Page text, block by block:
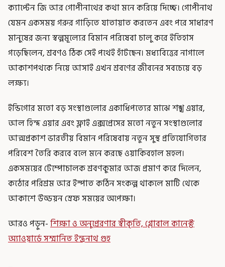
ক্যাপ্টেন জি আর গোপীনাথের কথা মনে করিয়ে দিচ্ছে। গোপীনাথ
যেমন একসময় গরুর গাড়িতে যাতায়াত করতেন এবং পরে সাধারণ
মানুষের জন্য স্বল্পমূল্যের বিমান পরিষেবা চালু করে ইতিহাস
গড়েছিলেন, শ্রবণও ঠিক সেই পথেই হাঁটছেন। মধ্যবিত্তের নাগালে
আকাশপথকে নিয়ে আসাই এখন শ্রবণের জীবনের সবচেয়ে বড়
লক্ষ্য।
ইন্ডিগোর মতো বড় সংস্থাগুলোর একাধিপত্যের মাঝে শঙ্খ এয়ার,
আল হিন্দ এয়ার এবং ফ্লাই এক্সপ্রেসের মতো নতুন সংস্থাগুলোর
আত্মপ্রকাশ ভারতীয় বিমান পরিষেবায় নতুন সুস্থ প্রতিযোগিতার
পরিবেশ তৈরি করবে বলে মনে করছে ওয়াকিবহাল মহল।
একসময়ের টেম্পোচালক শ্রবণকুমার আজ প্রমাণ করে দিলেন,
কঠোর পরিশ্রম আর ইস্পাত কঠিন সংকল্প থাকলে মাটি থেকে
আকাশে উড্ডয়ন স্রেফ সময়ের অপেক্ষা।
আরও পড়ুন-শিক্ষা ও অনুপ্রেরণার স্বীকৃতি, গ্লোবাল কানেক্ট
অ্যাওয়ার্ডে সম্মানিত ইন্দ্রনাথ গুহ